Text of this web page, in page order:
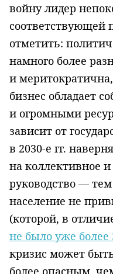
войну лидер
соответствующей
отметить:
намного более
и
бизнес обладает
и огромными
зависит от
в 2030-е гг.
на коллективное
руководство —
население не
(которой, в
не было уже более
кризис может
более опасным,